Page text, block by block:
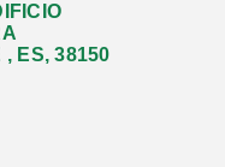
ES, 38150